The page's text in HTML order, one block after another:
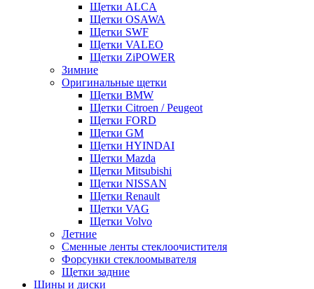
Щетки ALCA
Щетки OSAWA
Щетки SWF
Щетки VALEO
Щетки ZiPOWER
Зимние
Оригинальные щетки
Щетки BMW
Щетки Citroen / Peugeot
Щетки FORD
Щетки GM
Щетки HYINDAI
Щетки Mazda
Щетки Mitsubishi
Щетки NISSAN
Щетки Renault
Щетки VAG
Щетки Volvo
Летние
Сменные ленты стеклоочистителя
Форсунки стеклоомывателя
Щетки задние
Шины и диски